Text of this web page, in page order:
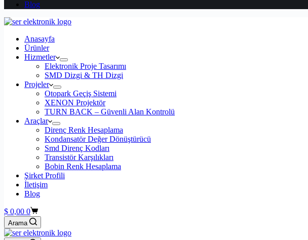
Blog
Anasayfa
Ürünler
Hizmetler
Elektronik Proje Tasarımı
SMD Dizgi & TH Dizgi
Projeler
Otopark Geçiş Sistemi
XENON Projektör
TURN BACK – Güvenli Alan Kontrolü
Araçlar
Direnç Renk Hesaplama
Kondansatör Değer Dönüştürücü
Smd Direnç Kodları
Transistör Karşılıkları
Bobin Renk Hesaplama
Şirket Profili
İletişim
Blog
Shopping
cart
$ 0,00 0
Arama